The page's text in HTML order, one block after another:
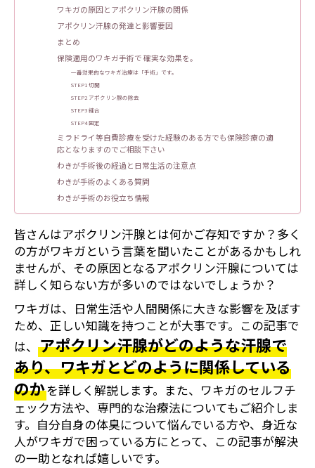
ワキガの原因とアポクリン汗腺の関係
アポクリン汗腺の発達と影響要因
まとめ
保険適用のワキガ手術で 確実な効果を。
一番効果的なワキガ治療は「手術」です。
STEP1 切開
STEP2 アポクリン腺の除去
STEP3 縫合
STEP4 固定
ミラドライ等自費診療を受けた経験のある方でも保険診療の適
応となりますのでご相談下さい
わきが手術後の経過と日常生活の注意点
わきが手術のよくある質問
わきが手術のお役立ち情報
皆さんはアポクリン汗腺とは何かご存知ですか？多く
の方がワキガという言葉を聞いたことがあるかもしれ
ませんが、その原因となるアポクリン汗腺については
詳しく知らない方が多いのではないでしょうか？
ワキガは、日常生活や人間関係に大きな影響を及ぼす
ため、正しい知識を持つことが大事です。この記事で
は、 アポクリン汗腺がどのような汗腺で
あり、ワキガとどのように関係している
のかを詳しく解説します。また、ワキガのセルフチ
ェック方法や、専門的な治療法についてもご紹介しま
す。自分自身の体臭について悩んでいる方や、身近な
人がワキガで困っている方にとって、この記事が解決
の一助となれば嬉しいです。